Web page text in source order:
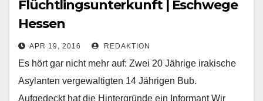
Flüchtlingsunterkunft | Eschwege
Hessen
APR 19, 2016 REDAKTION
Es hört gar nicht mehr auf: Zwei 20 Jährige irakische
Asylanten vergewaltigten 14 Jährigen Bub.
Aufgedeckt hat die Hintergründe ein Informant Wir